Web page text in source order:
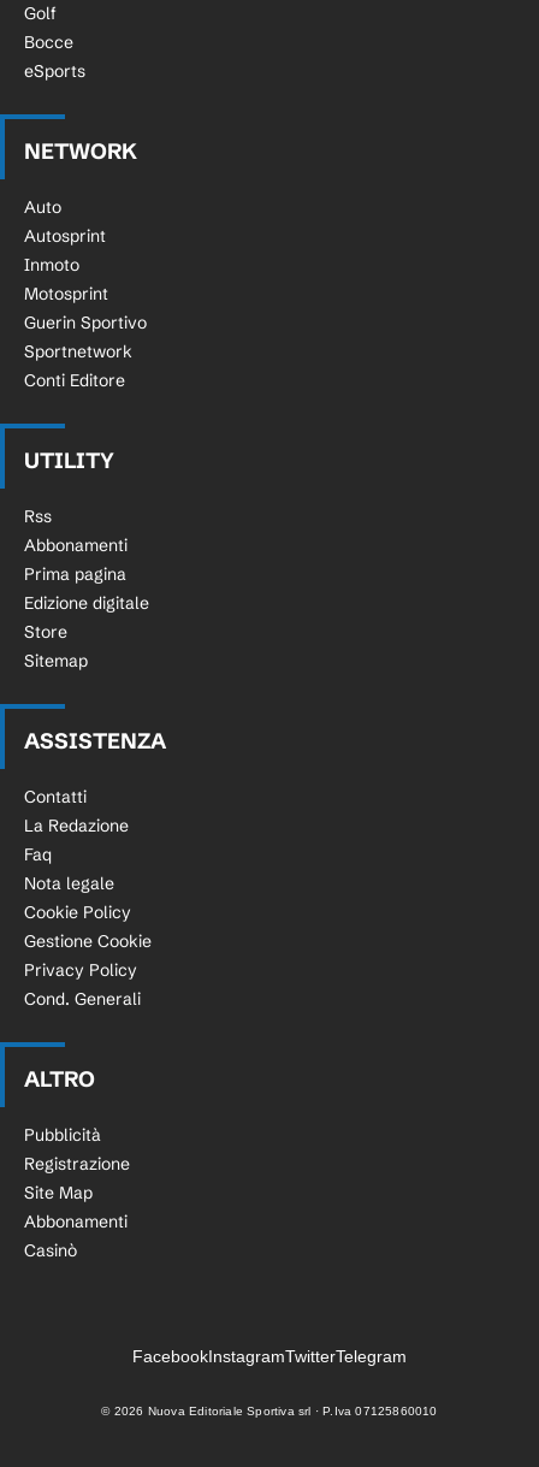
Golf
Bocce
eSports
NETWORK
Auto
Autosprint
Inmoto
Motosprint
Guerin Sportivo
Sportnetwork
Conti Editore
UTILITY
Rss
Abbonamenti
Prima pagina
Edizione digitale
Store
Sitemap
ASSISTENZA
Contatti
La Redazione
Faq
Nota legale
Cookie Policy
Gestione Cookie
Privacy Policy
Cond. Generali
ALTRO
Pubblicità
Registrazione
Site Map
Abbonamenti
Casinò
FacebookInstagramTwitterTelegram
© 2026 Nuova Editoriale Sportiva srl · P.Iva 07125860010